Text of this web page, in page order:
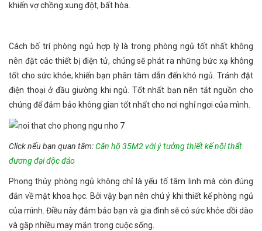
khiến vợ chồng xung đột, bất hòa.
Cách bố trí phòng ngủ hợp lý là trong phòng ngủ tốt nhất không
nên đặt các thiết bị điện tử, chúng sẽ phát ra những bức xạ không
tốt cho sức khỏe; khiến bạn phân tâm dẫn đến khó ngủ. Tránh đặt
điện thoại ở đầu giường khi ngủ. Tốt nhất bạn nên tắt nguồn cho
chúng để đảm bảo không gian tốt nhất cho nơi nghỉ ngơi của mình.
Click nếu bạn quan tâm:Căn hộ 35M2 với ý tưởng thiết kế nội thất
đương đại độc đáo
Phong thủy phòng ngủ không chỉ là yếu tố tâm linh mà còn đúng
đắn về mặt khoa học. Bởi vậy bạn nên chú ý khi thiết kế phòng ngủ
của mình. Điều này đảm bảo bạn và gia đình sẽ có sức khỏe dồi dào
và gặp nhiều may mắn trong cuộc sống.